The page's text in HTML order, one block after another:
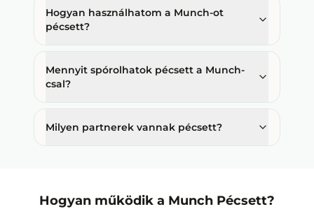
Hogyan használhatom a Munch-ot
pécsett?
Mennyit spórolhatok pécsett a Munch-
csal?
Milyen partnerek vannak pécsett?
Hogyan működik a Munch Pécsett?